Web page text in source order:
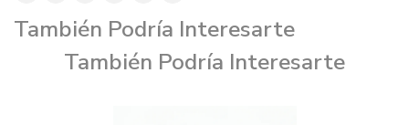
También Podría Interesarte
También Podría Interesarte